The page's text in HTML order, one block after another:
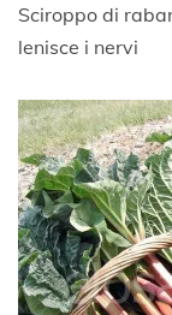
Sciroppo di
lenisce i nervi